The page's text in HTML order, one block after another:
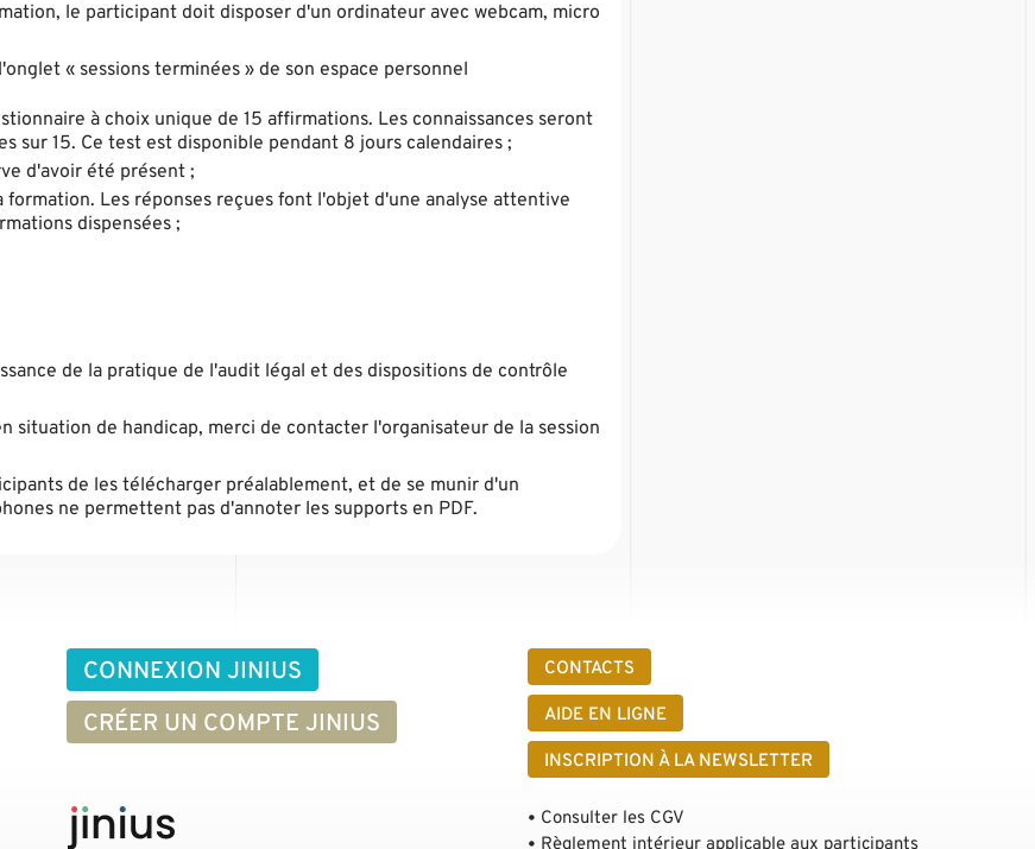
le participant doit disposer d'un ordinateur avec webcam, micro
« sessions terminées » de son espace personnel
à choix unique de 15 affirmations. Les connaissances seront
sur 15. Ce test est disponible pendant 8 jours calendaires ;
d'avoir été présent ;
Les réponses reçues font l'objet d'une analyse attentive
dispensées ;
de la pratique de l'audit légal et des dispositions de contrôle
de handicap, merci de contacter l'organisateur de la session
de les télécharger préalablement, et de se munir d'un
ne permettent pas d'annoter les supports en PDF.
CONNEXION JINIUS
CRÉER UN COMPTE JINIUS
CONTACTS
AIDE EN LIGNE
INSCRIPTION À LA NEWSLETTER
Consulter les CGV